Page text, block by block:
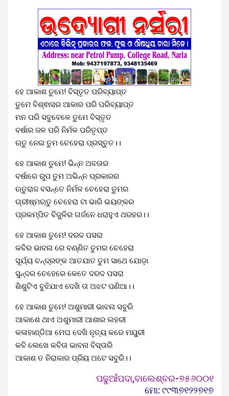
ହେ ଆକାଶ ତୁମେ! ବିସ୍ତୃତ ପରିବ୍ୟାପ୍ତ
ତୁମେ ବିଶ୍ଵାସର ଆକାର ପରି ପରିବ୍ୟାପ୍ତ
ମନ ପରି ସବୁବେଳେ ତୁମେ ବିସ୍ତୃତ
ବର୍ଷାର ଜଳ ପରି ନିର୍ମଳ ପରିତୃପ୍ତ
ଋତୁ ନେଇ ତୁମ ଚେହେରା ପ୍ରସ୍ତୁତ।।
ହେ ଆକାଶ ତୁମେ! ଭିନ୍ନ ଅବତାର
ବର୍ଷାରେ ରୁପ ତୁମ ଅଭିନ୍ନ ପ୍ରକାରର
ଋତୁରାଜ ବସନ୍ତେ ନିର୍ମଳ ଚେହେରା ତୁମର
ଗ୍ରୀଷ୍ମଋତୁ ଚେହେରା ଟା ଭାରି ଭୟଙ୍କର
ପ୍ରକମ୍ପିତ ବିଜୁଳିର ଗର୍ଜନେ ଧରାହୁଏ ଥରହର।।
ହେ ଆକାଶ ତୁମେ! ଦରଦ ପସରା
କବିର ଭାବନା ରେ ବଣ୍ଣିତ ତୁମର ଚେହେରା
ସୂର୍ଯ୍ୟ ଚନ୍ଦ୍ରଙ୍କ ଆତଯାତ ତୁମ ସାଥେ ଯୋଡ଼ା
ସୁନ୍ଦର ଚେହେରେ କେତେ ଦରଦ ପସରା
ଶିଶୁଟିଏ ବୁଝିଯାଏ ଦେଖି ତା ଅଝଟ ପଣିଆ।।
ହେ ଆକାଶ ତୁମେ! ଅଶୁମାରୀ ଭାବନା ସବୁରି
ଆକାଶେ ଥାଏ ଅଶୁମାରୀ ଆଶାର ଲହରୀ
କଳାହାଣ୍ଡିଆ ମେଘ ଦେଖି ନୃତ୍ୟ କରେ ମୟୁରୀ
କବି ଲେଖେ କବିତା ଭାବନା ବିସ୍ତାରି
ଆକାଶ ତ ନିରାକାର ପ୍ରିୟ ଅଟେ ସବୁରି।।
ପଢୁଆଁପଦା,ବାଲେଶ୍ବର-୭୫୬୦୦୧
ମୋ: ୯୯୩୭୧୨୨୭୧୭